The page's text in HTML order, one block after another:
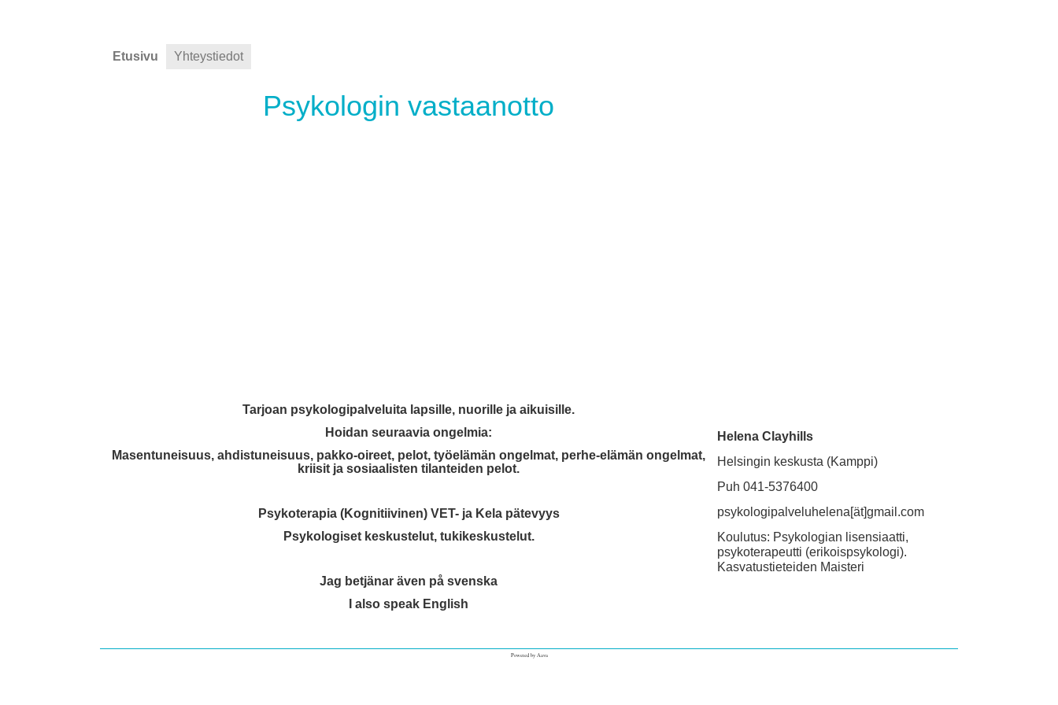
Etusivu Yhteystiedot
Psykologin vastaanotto
Tarjoan psykologipalveluita lapsille, nuorille ja aikuisille.
Hoidan seuraavia ongelmia:
Masentuneisuus, ahdistuneisuus, pakko-oireet, pelot, työelämän ongelmat, perhe-elämän ongelmat,
kriisit ja sosiaalisten tilanteiden pelot.
Psykoterapia (Kognitiivinen) VET- ja Kela pätevyys
Psykologiset keskustelut, tukikeskustelut.
Jag betjänar även på svenska
I also speak English
Helena Clayhills
Helsingin keskusta (Kamppi)
Puh 041-5376400
psykologipalveluhelena[ät]gmail.com
Koulutus: Psykologian lisensiaatti,
psykoterapeutti (erikoispsykologi).
Kasvatustieteiden Maisteri
Powered by Aava